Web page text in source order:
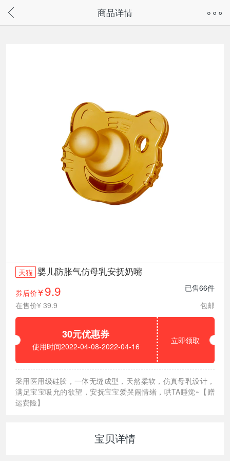
请通过微信或支付宝搜“奇兔客小程序”访问
商品详情
天猫 婴儿防胀气仿母乳安抚奶嘴
券后价¥ 9.9
已售66件
在售价¥ 39.9
包邮
30元优惠券
使用时间2022-04-08-2022-04-16
立即领取
采用医用级硅胶，一体无缝成型，天然柔软，仿真母乳设计，
满足宝宝吸允的欲望，安抚宝宝爱哭闹情绪，哄TA睡觉~【赠
运费险】
宝贝详情